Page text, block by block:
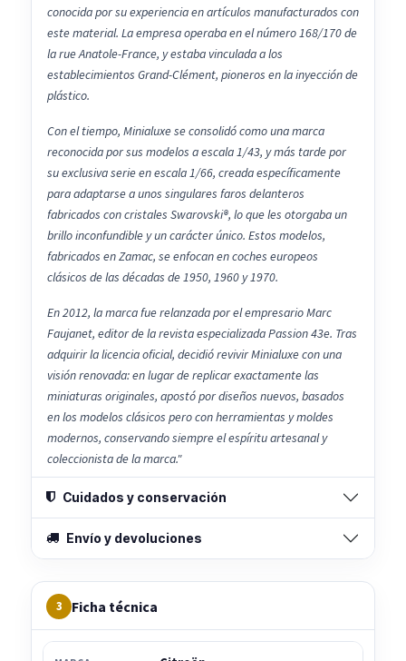
conocida por su experiencia en artículos manufacturados con
este material. La empresa operaba en el número 168/170 de
la rue Anatole-France, y estaba vinculada a los
establecimientos Grand-Clément, pioneros en la inyección de
plástico.
Con el tiempo, Minialuxe se consolidó como una marca
reconocida por sus modelos a escala 1/43, y más tarde por
su exclusiva serie en escala 1/66, creada específicamente
para adaptarse a unos singulares faros delanteros
fabricados con cristales Swarovski®, lo que les otorgaba un
brillo inconfundible y un carácter único. Estos modelos,
fabricados en Zamac, se enfocan en coches europeos
clásicos de las décadas de 1950, 1960 y 1970.
En 2012, la marca fue relanzada por el empresario Marc
Faujanet, editor de la revista especializada Passion 43e. Tras
adquirir la licencia oficial, decidió revivir Minialuxe con una
visión renovada: en lugar de replicar exactamente las
miniaturas originales, apostó por diseños nuevos, basados
en los modelos clásicos pero con herramientas y moldes
modernos, conservando siempre el espíritu artesanal y
coleccionista de la marca."
Cuidados y conservación
Envío y devoluciones
3 Ficha técnica